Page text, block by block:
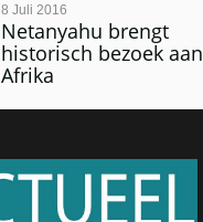
Netanyahu brengt
historisch bezoek aan
Afrika
8 Juli 2016